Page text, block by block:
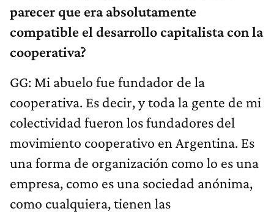
parecer que era absolutamente
compatible el desarrollo capitalista con la
cooperativa?
GG: Mi abuelo fue fundador de la
cooperativa. Es decir, y toda la gente de mi
colectividad fueron los fundadores del
movimiento cooperativo en Argentina. Es
una forma de organización como lo es una
empresa, como es una sociedad anónima,
como cualquiera, tienen las